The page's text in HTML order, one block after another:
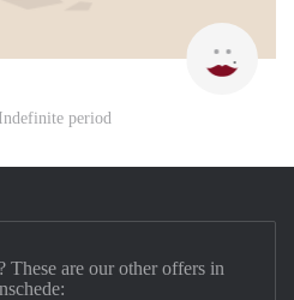
period
are our other offers in